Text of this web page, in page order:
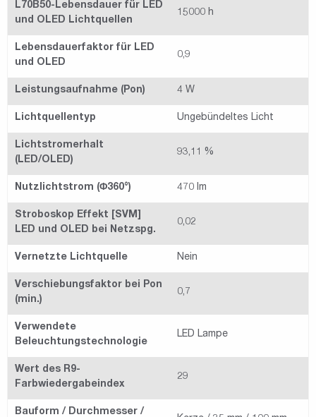
L70B50-Lebensdauer für LED
und OLED Lichtquellen
15000 h
Lebensdauerfaktor für LED
und OLED
0,9
Leistungsaufnahme (Pon) 4 W
Lichtquellentyp Ungebündeltes Licht
Lichtstromerhalt
(LED/OLED)
93,11 %
Nutzlichtstrom (Φ360°) 470 lm
Stroboskop Effekt [SVM]
LED und OLED bei Netzspg.
0,02
Vernetzte Lichtquelle Nein
Verschiebungsfaktor bei Pon
(min.)
0,7
Verwendete
Beleuchtungstechnologie
LED Lampe
Wert des R9-
Farbwiedergabeindex
29
Bauform / Durchmesser /